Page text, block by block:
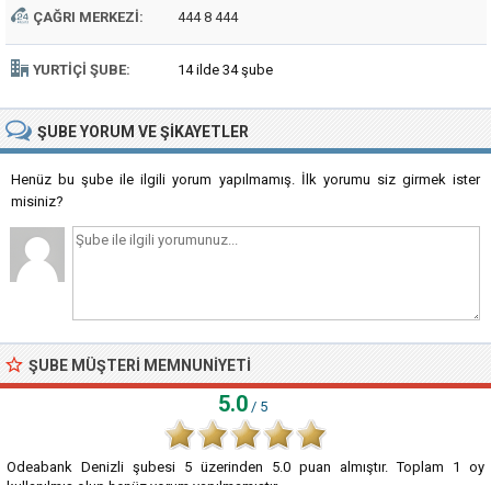
ÇAĞRI MERKEZI: 444 8 444
YURTIÇI ŞUBE: 14 ilde 34 şube
ŞUBEYORUM VE ŞIKAYETLER
Henüz bu şube ile ilgili yorum yapılmamış. İlk yorumu siz girmek ister
misiniz?
ŞUBE MÜŞTERI MEMNUNIYETI
5.0 / 5
Odeabank Denizli şubesi 5 üzerinden 5.0 puan almıştır. Toplam 1
oy